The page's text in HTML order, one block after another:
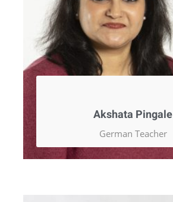
Akshata Pingale
German Teacher